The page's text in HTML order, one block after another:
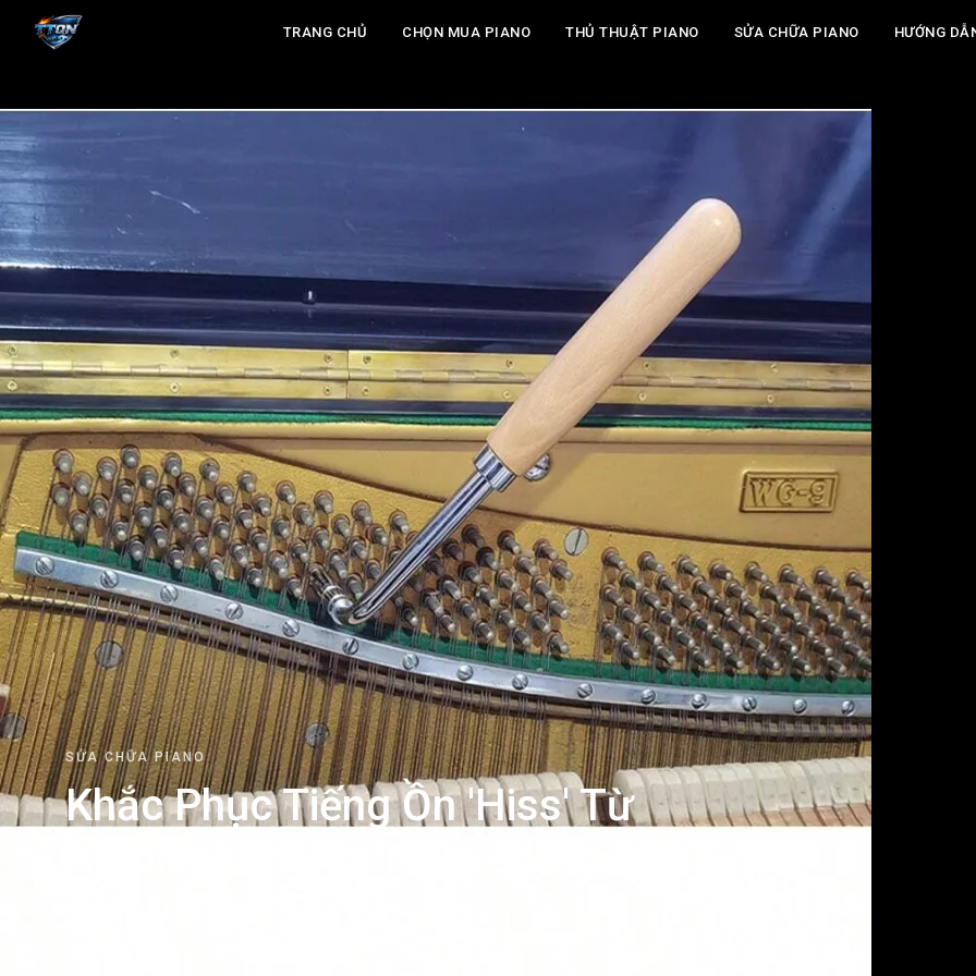
TRANG CHỦ CHỌN MUA PIANO THỦ THUẬT PIANO SỬA CHỮA PIANO HƯỚNG
SỬA CHỮA PIANO
Khắc Phục Tiếng Ồn 'Hiss' Từ